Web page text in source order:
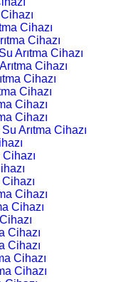
Cihazı
Cihazı
Arıtma Cihazı
Cihazı
Cihazı
Cihazı
Cihazı
Cihazı
Arıtma Cihazı
Cihazı
Cihazı
Cihazı
Cihazı
Cihazı
Cihazı
Cihazı